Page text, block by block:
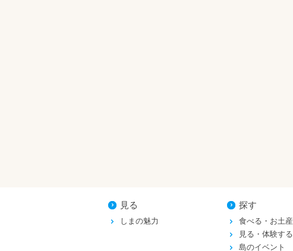
見る
しまの魅力
探す
食べる・お土産
見る・体験する
島のイベント